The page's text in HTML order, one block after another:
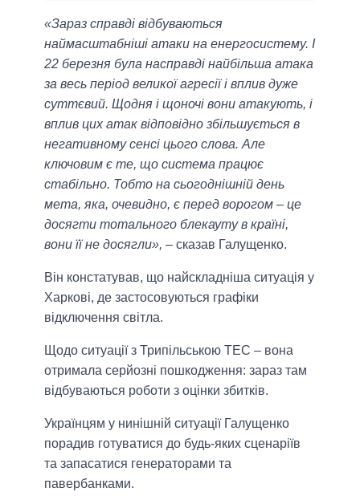
«Зараз справді відбуваються
наймасштабніші атаки на енергосистему. І
22 березня була насправді найбільша атака
за весь період великої агресії і вплив дуже
суттєвий. Щодня і щоночі вони атакують, і
вплив цих атак відповідно збільшується в
негативному сенсі цього слова. Але
ключовим є те, що система працює
стабільно. Тобто на сьогоднішній день
мета, яка, очевидно, є перед ворогом – це
досягти тотального блекауту в країні,
вони її не досягли», – сказав Галущенко.
Він констатував, що найскладніша ситуація у
Харкові, де застосовуються графіки
відключення світла.
Щодо ситуації з Трипільською ТЕС – вона
отримала серйозні пошкодження: зараз там
відбуваються роботи з оцінки збитків.
Українцям у нинішній ситуації Галущенко
порадив готуватися до будь-яких сценаріїв
та запасатися генераторами та
павербанками.